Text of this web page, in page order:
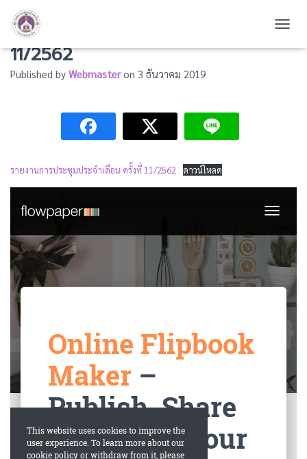
รายงานการประชุมประจำเดือน ครั้งที่
11/2562
Published by Webmasteron 3 ธันวาคม 2019
รายงานการประชุมประจำเดือน ครั้งที่ 11/2562 ดาวน์โหลด